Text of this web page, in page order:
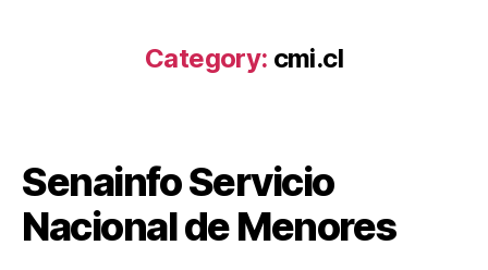
Category: cmi.cl
Senainfo Servicio
Nacional de Menores